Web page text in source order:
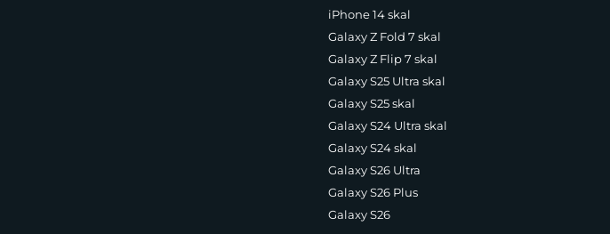
iPhone 14 skal
Galaxy Z Fold 7 skal
Galaxy Z Flip 7 skal
Galaxy S25 Ultra skal
Galaxy S25 skal
Galaxy S24 Ultra skal
Galaxy S24 skal
Galaxy S26 Ultra
Galaxy S26 Plus
Galaxy S26